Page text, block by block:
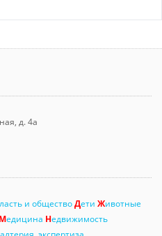
д. 4а
ласть и обществоДети Животные
Медицина Недвижимость